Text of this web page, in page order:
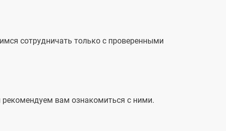
сотрудничать только с проверенными
вам ознакомиться с ними.